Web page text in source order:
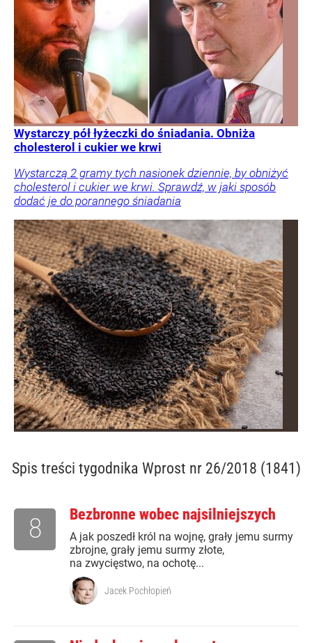
Wystarczy pół łyżeczki do śniadania. Obniża
cholesterol i cukier we krwi
Wystarczą 2 gramy tych nasionek dziennie, by obniżyć
cholesterol i cukier we krwi. Sprawdź, w jaki sposób
dodać je do porannego śniadania
Spis treści tygodnika Wprost nr 26/2018 (1841)
Bezbronne wobec najsilniejszych
A jak poszedł król na wojnę, grały jemu surmy
zbrojne, grały jemu surmy złote,
na zwycięstwo, na ochotę...
8
Jacek Pochłopień